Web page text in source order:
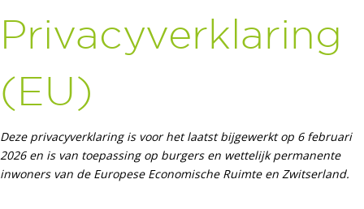
Privacyverklaring
(EU)
Deze privacyverklaring is voor het laatst bijgewerkt op 6 februari
2026 en is van toepassing op burgers en wettelijk permanente
inwoners van de Europese Economische Ruimte en Zwitserland.